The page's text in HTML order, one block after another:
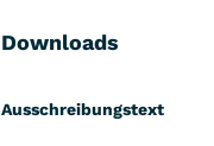
Downloads
Ausschreibungstext